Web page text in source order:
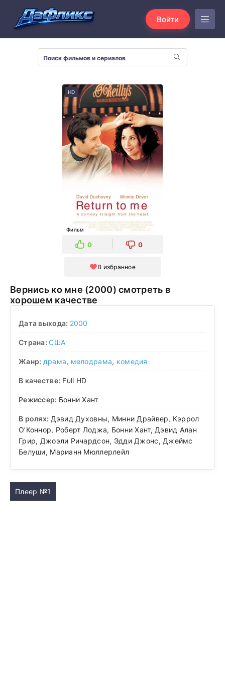
Войти
HD
Фильм
0 0
В избранное
Вернись ко мне (2000) смотреть в
хорошем качестве
Дата выхода: 2000
Страна:США
Жанр: драма, мелодрама, комедия
В качестве: Full HD
Режиссер: Бонни Хант
В ролях: Дэвид Духовны, Минни Драйвер, Кэррол
О’Коннор, Роберт Лоджа, Бонни Хант, Дэвид Алан
Грир, Джоэли Ричардсон, Эдди Джонс, Джеймс
Белуши, Марианн Мюллерлейл
Плеер №1